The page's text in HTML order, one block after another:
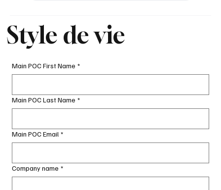
Style de vie
Main POC First Name *
Main POC Last Name *
Main POC Email *
Company name *